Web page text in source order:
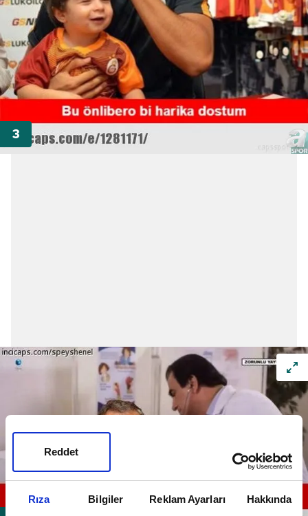
Rıza Bilgiler Reklam Ayarları Hakkında
Reddet